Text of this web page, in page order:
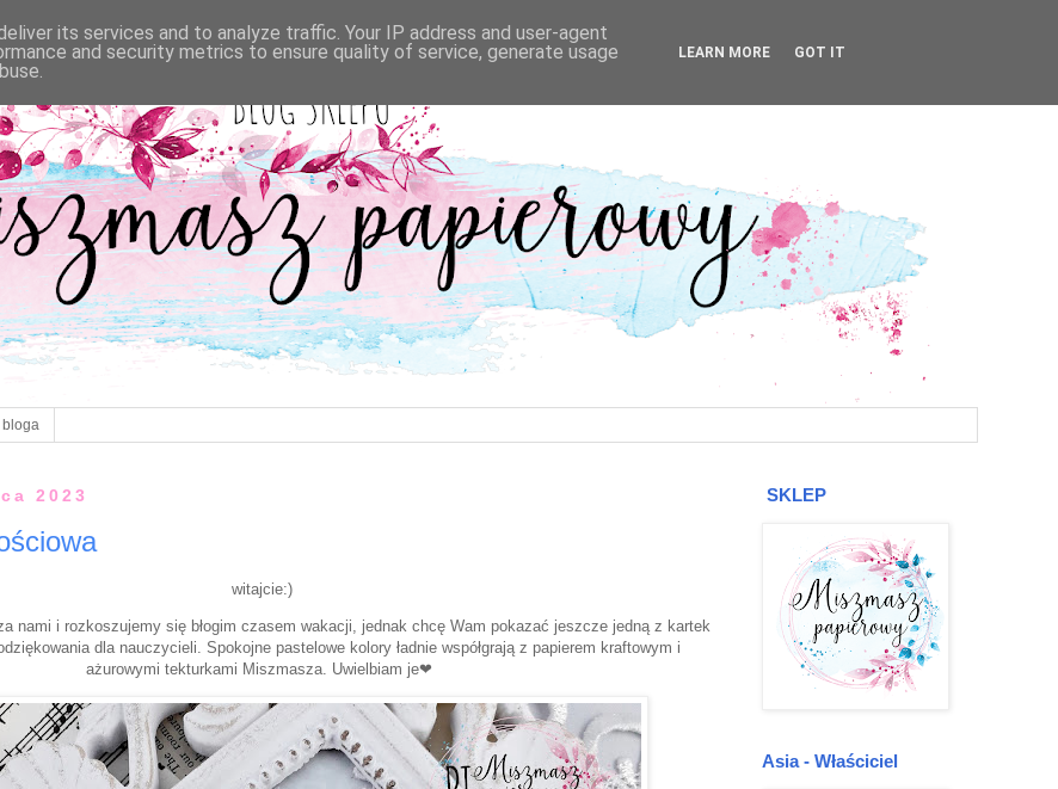
bloga
2023
witajcie:)
nami i rozkoszujemy się błogim czasem wakacji, jednak chcę Wam pokazać jeszcze jedną z kartek
dla nauczycieli. Spokojne pastelowe kolory ładnie współgrają z papierem kraftowym i
ażurowymi tekturkami Miszmasza. Uwielbiam je❤
SKLEP
Asia - Właściciel
its services and to analyze traffic. Your IP address and user-agent
and security metrics to ensure quality of service, generate usage
LEARN MORE GOT IT